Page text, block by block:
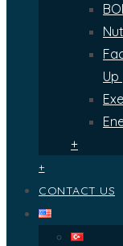
Up
+
+
CONTACT US